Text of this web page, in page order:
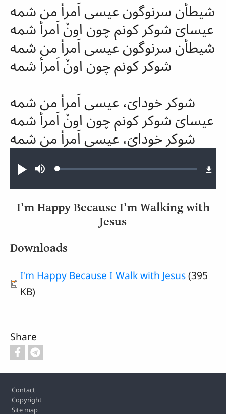
شیطأن سرنوگون عیسی اَمرأ من شمه
عیسا‌یَ شوکر کونم چون اونٚ اَمرأ شمه
شیطأن سرنوگون عیسی اَمرأ من شمه
شوکر کونم چون اونٚ اَمرأ شمه
شوکر خودایَ، عیسی اَمرأ من شمه
عیسایَ شوکر کونم چون اونٚ اَمرأ شمه
شوکر خودایَ، عیسی اَمرأ من شمه
Play MuteLoaded:
I'm Happy Because I'm Walking with
Jesus
Downloads
Document
I'm Happy Because I Walk with Jesus(395
KB)
Share
Contact
Copyright
Site map